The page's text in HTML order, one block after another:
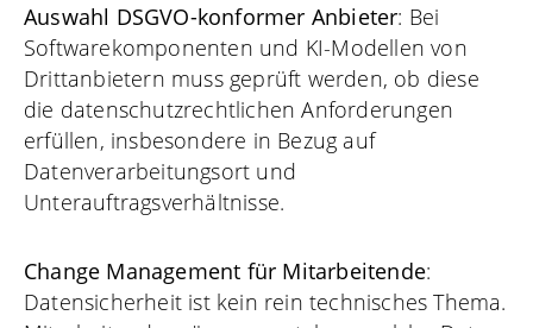
Auswahl DSGVO-konformer Anbieter: Bei
Softwarekomponenten und KI-Modellen von
Drittanbietern muss geprüft werden, ob diese
die datenschutzrechtlichen Anforderungen
erfüllen, insbesondere in Bezug auf
Datenverarbeitungsort und
Unterauftragsverhältnisse.
Change Management für Mitarbeitende:
Datensicherheit ist kein rein technisches Thema.